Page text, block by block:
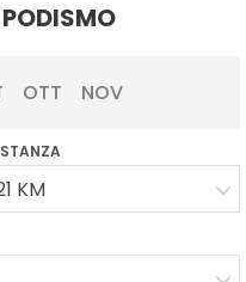
OTT NOV
KM